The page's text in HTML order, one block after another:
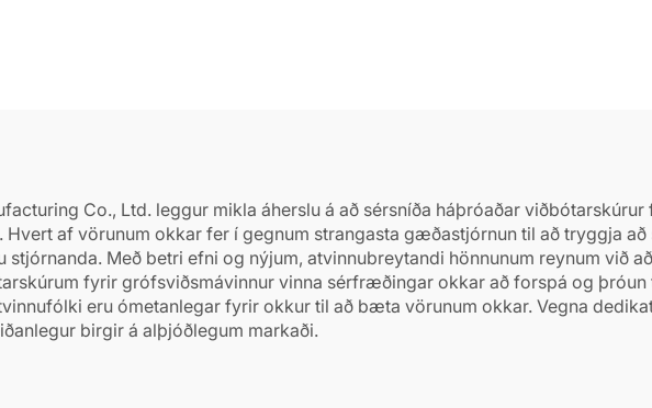
Co., Ltd. leggur mikla áherslu á að sérsníða háþróaðar
af vörunum okkar fer í gegnum strangasta gæðastjórnun til að tryggja
stjórnanda. Með betri efni og nýjum, atvinnubreytandi hönnunum reynum við
fyrir grófsviðsmávinnur vinna sérfræðingar okkar að forspá og
eru ómetanlegar fyrir okkur til að bæta vörunum okkar. Vegna
birgir á alþjóðlegum markaði.